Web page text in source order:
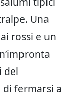
Una
rossi e un
del
di fermarsi a